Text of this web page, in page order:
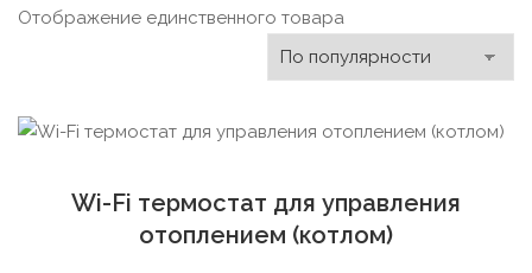
Отображение единственного товара
Wi-Fi термостат для управления
отоплением (котлом)